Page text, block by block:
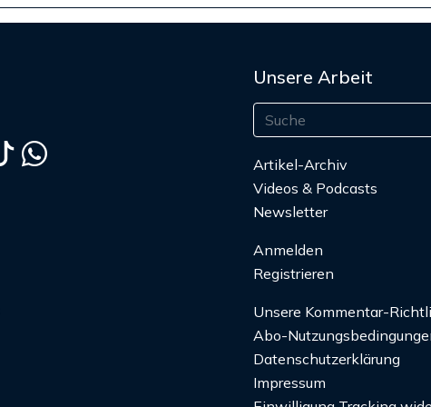
Unsere Arbeit
Artikel-Archiv
Videos & Podcasts
Newsletter
Anmelden
Registrieren
Unsere Kommentar-
Abo-
Datenschutzerklärung
Impressum